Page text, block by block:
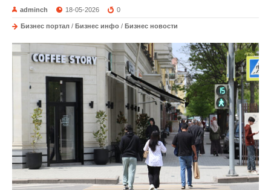
adminch 18-05-2026 0
Бизнес портал / Бизнес инфо / Бизнес новости